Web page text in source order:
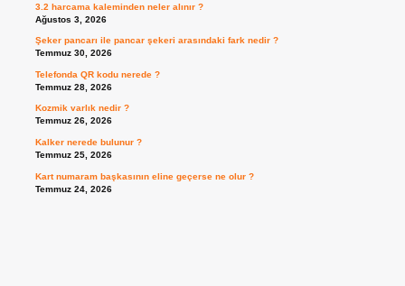
3.2 harcama kaleminden neler alınır ?
Ağustos 3, 2026
Şeker pancarı ile pancar şekeri arasındaki fark nedir ?
Temmuz 30, 2026
Telefonda QR kodu nerede ?
Temmuz 28, 2026
Kozmik varlık nedir ?
Temmuz 26, 2026
Kalker nerede bulunur ?
Temmuz 25, 2026
Kart numaram başkasının eline geçerse ne olur ?
Temmuz 24, 2026